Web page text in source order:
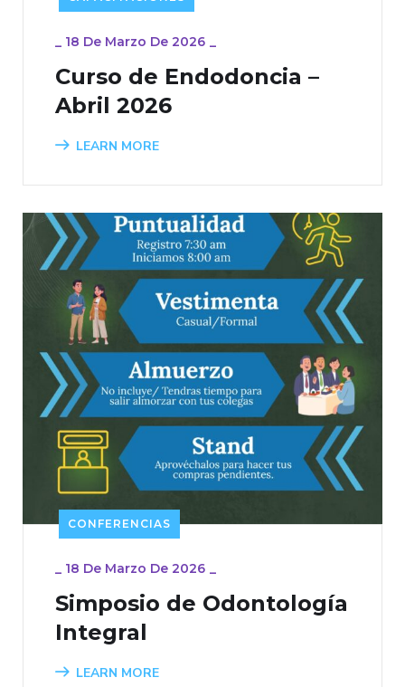
_ 18 De Marzo De 2026 _
Curso de Endodoncia –
Abril 2026
LEARN MORE
CONFERENCIAS
_ 18 De Marzo De 2026 _
Simposio de Odontología
Integral
LEARN MORE